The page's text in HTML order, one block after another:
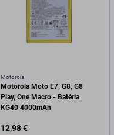
Motorola
Motorola Moto E7, G8, G8
Play, One Macro - Batéria
KG40 4000mAh
12,98 €